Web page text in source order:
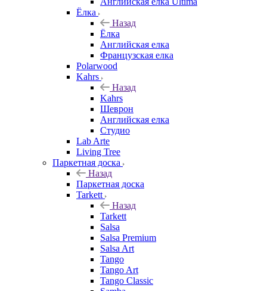
Ёлка
Назад
Ёлка
Английская елка
Французская елка
Polarwood
Kahrs
Назад
Kahrs
Шеврон
Английская елка
Студио
Lab Arte
Living Tree
Паркетная доска
Назад
Паркетная доска
Tarkett
Назад
Tarkett
Salsa
Salsa Premium
Salsa Art
Tango
Tango Art
Tango Classic